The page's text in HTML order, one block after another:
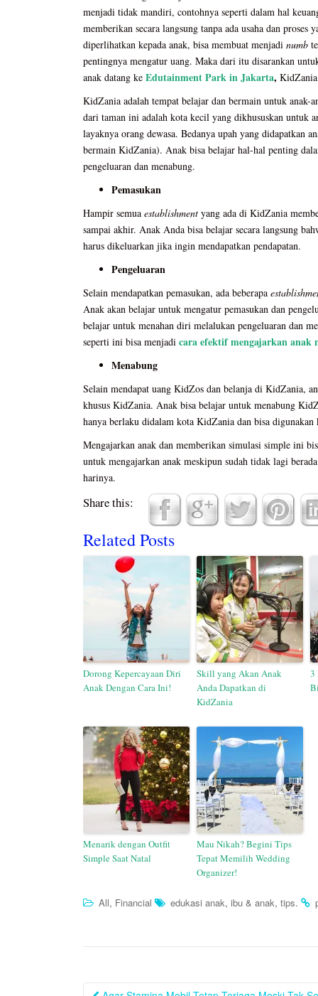
menjadi tidak mandiri, contohnya seperti dalam hal
memberikan secara langsung tanpa ada usaha dan proses
diperlihatkan kepada anak, bisa membuat menjadi numb
pentingnya mengatur uang. Maka dari itu disarankan
anak datang ke Edutainment Park in Jakarta,
KidZania adalah tempat belajar dan bermain untuk anak-
dari taman ini adalah kota kecil yang dikhususkan untuk
layaknya orang dewasa. Bedanya upah yang didapatkan
bermain KidZania). Anak bisa belajar hal-hal penting
pengeluaran dan menabung.
Pemasukan
Hampir semua establishment yang ada di KidZania
sampai akhir. Anak Anda bisa belajar secara langsung
harus dikeluarkan jika ingin mendapatkan pendapatan.
Pengeluaran
Selain mendapatkan pemasukan, ada beberapa
Anak akan belajar untuk mengatur pemasukan dan
belajar untuk menahan diri melalukan pengeluaran dan
seperti ini bisa menjadi cara efektif mengajarkan anak
Menabung
Selain mendapat uang KidZos dan belanja di KidZania,
khusus KidZania. Anak bisa belajar untuk menabung
hanya berlaku didalam kota KidZania dan bisa
Mengajarkan anak dan memberikan simulasi simple ini
untuk mengajarkan anak meskipun sudah tidak lagi
harinya.
Share this:
Related Posts
Dorong Kepercayaan Diri
Anak Dengan Cara Ini!
Skill yang Akan Anak
Anda Dapatkan di
KidZania
3
Menarik dengan Outfit
Simple Saat Natal
Mau Nikah? Begini Tips
Tepat Memilih Wedding
Organizer!
All, Financial edukasi anak, ibu & anak, tips.